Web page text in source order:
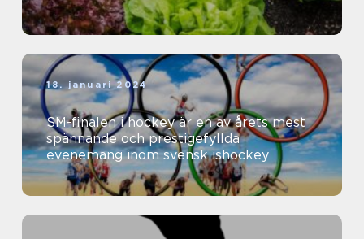
18. januari 2024
SM-finalen i hockey är en av årets mest
spännande och prestigefyllda
evenemang inom svensk ishockey